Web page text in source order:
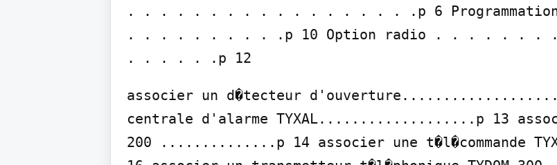
. . . . . . . . . . . . . . . . . .p 6
. . . . . . . . . .p 10 Option radio . . . . .
. . . . . .p 12
associer un d�tecteur
centrale d'alarme TYXAL...................p 13 associer
200 ..............p 14 associer une